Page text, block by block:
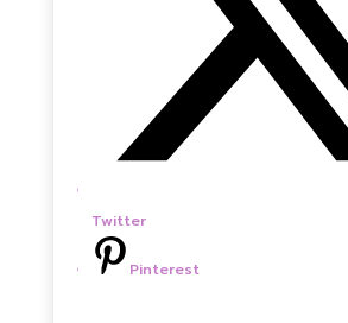
Twitter
Pinterest